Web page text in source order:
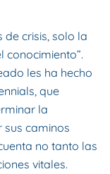
de crisis, solo la
conocimiento”.
les ha hecho
que
la
sus caminos
no tanto las
vitales.